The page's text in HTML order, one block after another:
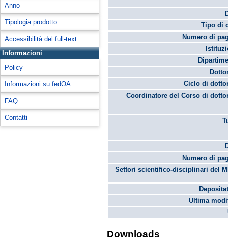
Anno
Tipologia prodotto
Accessibilità del full-text
Informazioni
Policy
Informazioni su fedOA
FAQ
Contatti
Tipo di
Numero di
Ciclo di
Coordinatore del Corso di
Numero di
Settori scientifico-disciplinari del
Ultima
Downloads